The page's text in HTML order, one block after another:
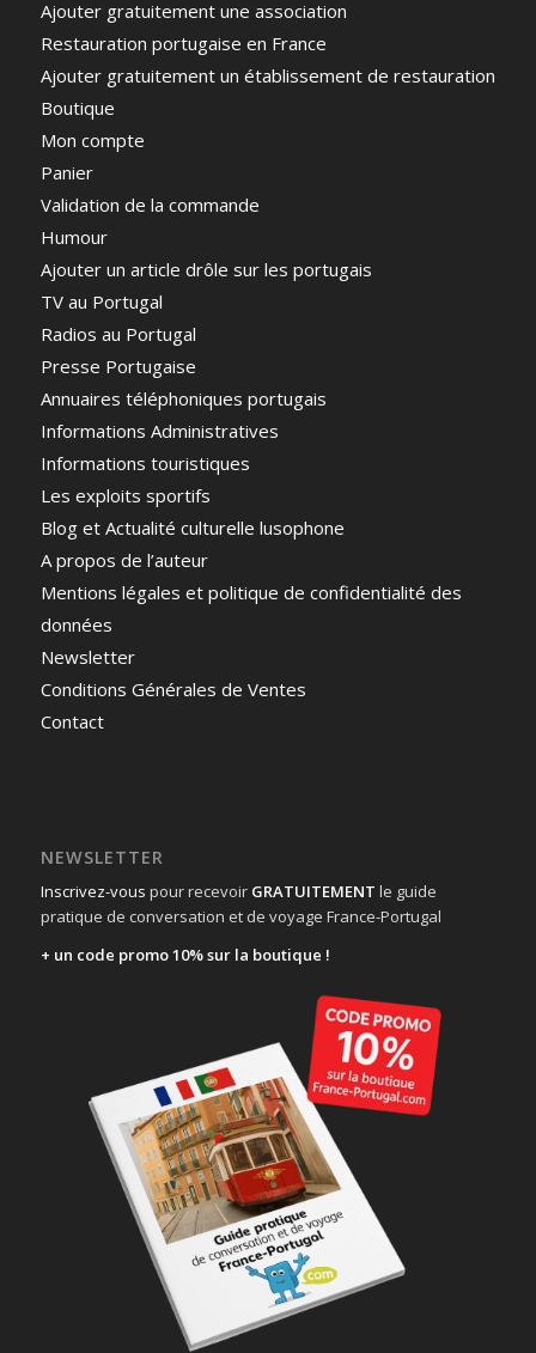
Ajouter gratuitement une association
Restauration portugaise en France
Ajouter gratuitement un établissement de restauration
Boutique
Mon compte
Panier
Validation de la commande
Humour
Ajouter un article drôle sur les portugais
TV au Portugal
Radios au Portugal
Presse Portugaise
Annuaires téléphoniques portugais
Informations Administratives
Informations touristiques
Les exploits sportifs
Blog et Actualité culturelle lusophone
A propos de l’auteur
Mentions légales et politique de confidentialité des
données
Newsletter
Conditions Générales de Ventes
Contact
NEWSLETTER
Inscrivez-vous pour recevoir GRATUITEMENT le guide
pratique de conversation et de voyage France-Portugal
+ un code promo 10% sur la boutique !